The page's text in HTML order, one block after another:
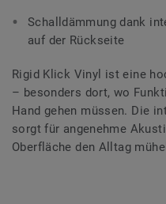
Schalldämmung dank
auf der Rückseite
Rigid Klick Vinyl ist eine
– besonders dort, wo
Hand gehen müssen. Die
sorgt für angenehme
Oberfläche den Alltag